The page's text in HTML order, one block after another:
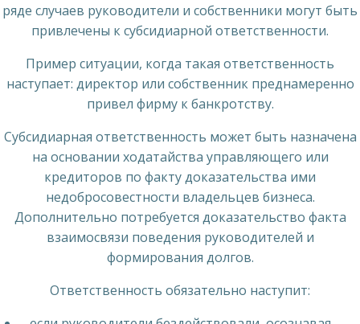
ряде случаев руководители и собственники могут быть
привлечены к субсидиарной ответственности.
Пример ситуации, когда такая ответственность
наступает: директор или собственник преднамеренно
привел фирму к банкротству.
Субсидиарная ответственность может быть назначена
на основании ходатайства управляющего или
кредиторов по факту доказательства ими
недобросовестности владельцев бизнеса.
Дополнительно потребуется доказательство факта
взаимосвязи поведения руководителей и
формирования долгов.
Ответственность обязательно наступит: